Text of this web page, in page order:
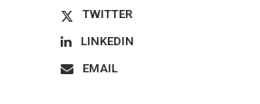
TWITTER
LINKEDIN
EMAIL